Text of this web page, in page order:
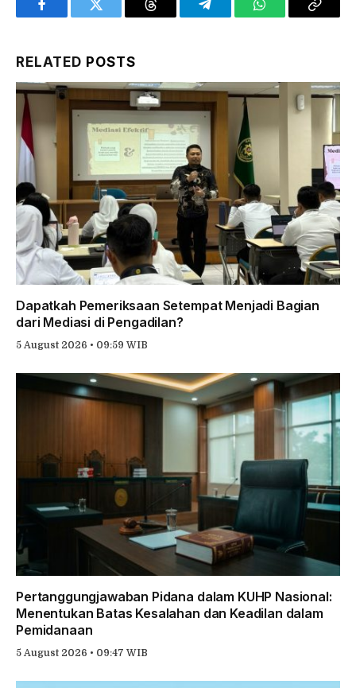
FacebookTwitter Threads TelegramWhatsAppCopy
RELATED POSTS
Dapatkah Pemeriksaan Setempat Menjadi Bagian
dari Mediasi di Pengadilan?
5 August 2026 • 09:59 WIB
Pertanggungjawaban Pidana dalam KUHP Nasional:
Menentukan Batas Kesalahan dan Keadilan dalam
Pemidanaan
5 August 2026 • 09:47 WIB